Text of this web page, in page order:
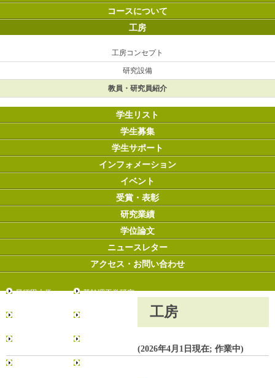
コースについて
工房
工房コンセプト
研究設備
教員・研究員紹介
学生リスト
学生募集
学生サポート
インフォメーション
イベント
受賞・表彰
研究業績
学位論文
ニュースレター
アクセス・お問い合わせ
早稲田大学
基幹理工学研究
工房
(2026年4月1日現在; 作業中)